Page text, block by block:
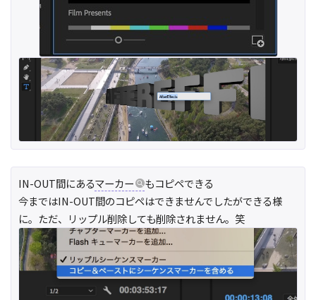
IN-OUT間にあるマーカー
もコピペできる
今まではIN-OUT間のコピペはできませんでしたができる様
に。ただ、リップル削除しても削除されません。笑